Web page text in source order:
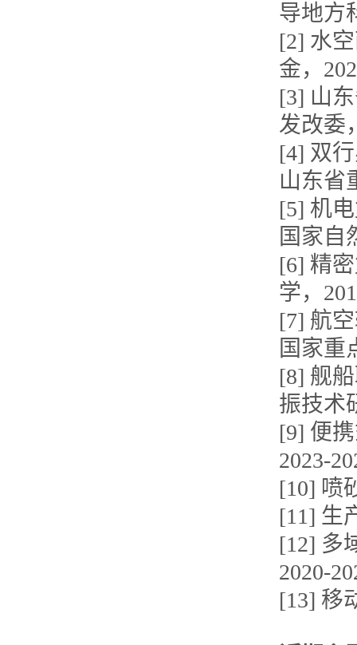
导地方
[2] 水
金，
[3] 山
发改委
[4] 双
山东省
[5] 机
国家自
[6] 精
学，
[7] 航
国家重
[8] 舰
振技术
[9] 便
2023-
[10] 喷
[11] 生
[12] 多
2020-
[13] 移